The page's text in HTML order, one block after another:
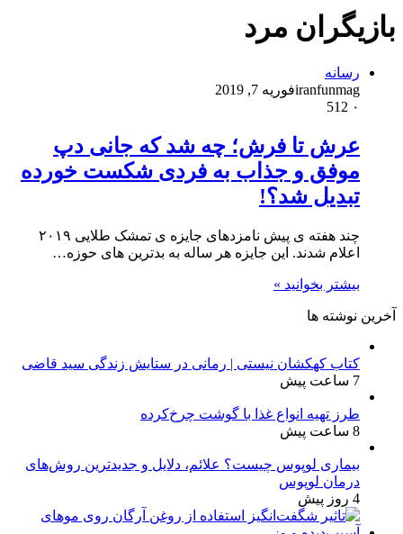
بازیگران مرد
رسانه
iranfunmagفوریه 7, 2019
۰
عرش تا فرش؛ چه شد که جانی دپ
موفق و جذاب به فردی شکست خورده
تبدیل شد؟!
چند هفته ی پیش نامزدهای جایزه ی تمشک طلایی ۲۰۱۹
اعلام شدند. این جایزه هر ساله به بدترین های حوزه…
بیشتر بخوانید »
آخرین نوشته ها
کتاب کهکشان نیستی | رمانی در ستایش زندگی سید قاضی
7 ساعت پیش
طرز تهیه انواع غذا با گوشت چرخ‌کرده
8 ساعت پیش
بیماری لوپوس چیست؟ علائم، دلایل و جدیدترین روش‌های
درمان لوپوس
4 روز پیش